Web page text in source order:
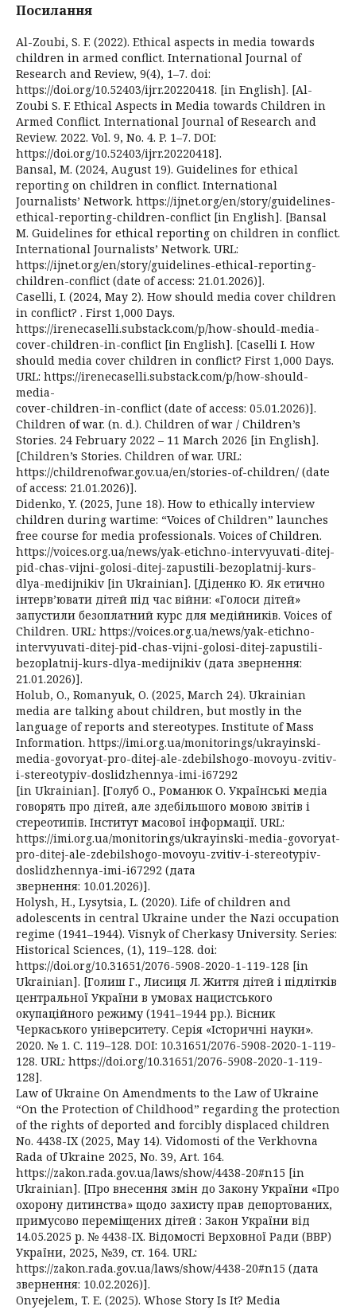
Посилання
Al-Zoubi, S. F. (2022). Ethical aspects in media towards
children in armed conflict. International Journal of
Research and Review, 9(4), 1–7. doi:
https://doi.org/10.52403/ijrr.20220418. [in English]. [Al-
Zoubi S. F. Ethical Aspects in Media towards Children in
Armed Conflict. International Journal of Research and
Review. 2022. Vol. 9, No. 4. P. 1–7. DOI:
https://doi.org/10.52403/ijrr.20220418].
Bansal, M. (2024, August 19). Guidelines for ethical
reporting on children in conflict. International
Journalists’ Network. https://ijnet.org/en/story/guidelines-
ethical-reporting-children-conflict [in English]. [Bansal
M. Guidelines for ethical reporting on children in conflict.
International Journalists’ Network. URL:
https://ijnet.org/en/story/guidelines-ethical-reporting-
children-conflict (date of access: 21.01.2026)].
Caselli, I. (2024, May 2). How should media cover children
in conflict? . First 1,000 Days.
https://irenecaselli.substack.com/p/how-should-media-
cover-children-in-conflict [in English]. [Caselli I. How
should media cover children in conflict? First 1,000 Days.
URL: https://irenecaselli.substack.com/p/how-should-
media-
cover-children-in-conflict (date of access: 05.01.2026)].
Children of war. (n. d.). Children of war / Children’s
Stories. 24 February 2022 – 11 March 2026 [in English].
[Children’s Stories. Children of war. URL:
https://childrenofwar.gov.ua/en/stories-of-children/ (date
of access: 21.01.2026)].
Didenko, Y. (2025, June 18). How to ethically interview
children during wartime: “Voices of Children” launches
free course for media professionals. Voices of Children.
https://voices.org.ua/news/yak-etichno-intervyuvati-ditej-
pid-chas-vijni-golosi-ditej-zapustili-bezoplatnij-kurs-
dlya-medijnikiv [in Ukrainian]. [Діденко Ю. Як етично
інтерв’ювати дітей під час війни: «Голоси дітей»
запустили безоплатний курс для медійників. Voices of
Children. URL: https://voices.org.ua/news/yak-etichno-
intervyuvati-ditej-pid-chas-vijni-golosi-ditej-zapustili-
bezoplatnij-kurs-dlya-medijnikiv (дата звернення:
21.01.2026)].
Holub, O., Romanyuk, O. (2025, March 24). Ukrainian
media are talking about children, but mostly in the
language of reports and stereotypes. Institute of Mass
Information. https://imi.org.ua/monitorings/ukrayinski-
media-govoryat-pro-ditej-ale-zdebilshogo-movoyu-zvitiv-
i-stereotypiv-doslidzhennya-imi-i67292
[in Ukrainian]. [Голуб О., Романюк О. Українські медіа
говорять про дітей, але здебільшого мовою звітів і
стереотипів. Інститут масової інформації. URL:
https://imi.org.ua/monitorings/ukrayinski-media-govoryat-
pro-ditej-ale-zdebilshogo-movoyu-zvitiv-i-stereotypiv-
doslidzhennya-imi-i67292 (дата
звернення: 10.01.2026)].
Holysh, H., Lysytsia, L. (2020). Life of children and
adolescents in central Ukraine under the Nazi occupation
regime (1941–1944). Visnyk of Cherkasy University. Series:
Historical Sciences, (1), 119–128. doi:
https://doi.org/10.31651/2076-5908-2020-1-119-128 [in
Ukrainian]. [Голиш Г., Лисиця Л. Життя дітей і підлітків
центральної України в умовах нацистського
окупаційного режиму (1941–1944 рр.). Вісник
Черкаського університету. Серія «Історичні науки».
2020. № 1. С. 119–128. DOI: 10.31651/2076-5908-2020-1-119-
128. URL: https://doi.org/10.31651/2076-5908-2020-1-119-
128].
Law of Ukraine On Amendments to the Law of Ukraine
“On the Protection of Childhood” regarding the protection
of the rights of deported and forcibly displaced children
No. 4438-IX (2025, May 14). Vidomosti of the Verkhovna
Rada of Ukraine 2025, No. 39, Art. 164.
https://zakon.rada.gov.ua/laws/show/4438-20#n15 [in
Ukrainian]. [Про внесення змін до Закону України «Про
охорону дитинства» щодо захисту прав депортованих,
примусово переміщених дітей : Закон України від
14.05.2025 р. № 4438-IX. Відомості Верховної Ради (ВВР)
України, 2025, №39, ст. 164. URL:
https://zakon.rada.gov.ua/laws/show/4438-20#n15 (дата
звернення: 10.02.2026)].
Onyejelem, T. E. (2025). Whose Story Is It? Media